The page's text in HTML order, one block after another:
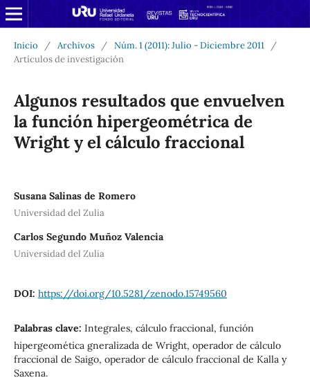
Inicio / Archivos / Núm. 1 (2011): Julio - Diciembre 2011
/
Artículos de investigación
Algunos resultados que envuelven
la función hipergeométrica de
Wright y el cálculo fraccional
Susana Salinas de Romero
Universidad del Zulia
Carlos Segundo Muñoz Valencia
Universidad del Zulia
DOI: https://doi.org/10.5281/zenodo.15749560
Palabras clave: Integrales, cálculo fraccional, función
hipergeomética gneralizada de Wright, operador de cálculo
fraccional de Saigo, operador de cálculo fraccional de Kalla y
Saxena.